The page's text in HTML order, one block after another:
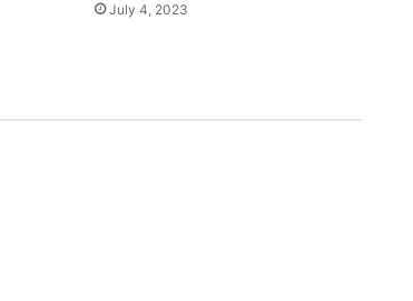
July 4, 2023